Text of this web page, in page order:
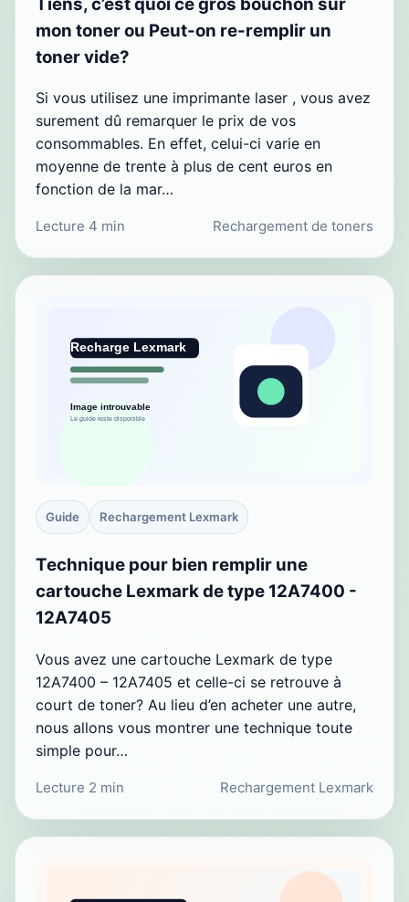
mon toner ou Peut-on re-remplir un
toner vide?
Si vous utilisez une imprimante laser , vous avez
surement dû remarquer le prix de vos
consommables. En effet, celui-ci varie en
moyenne de trente à plus de cent euros en
fonction de la mar…
Lecture 4 min Rechargement de toners
Guide Rechargement Lexmark
Technique pour bien remplir une
cartouche Lexmark de type 12A7400 -
12A7405
Vous avez une cartouche Lexmark de type
12A7400 – 12A7405 et celle-ci se retrouve à
court de toner? Au lieu d’en acheter une autre,
nous allons vous montrer une technique toute
simple pour…
Lecture 2 min Rechargement Lexmark